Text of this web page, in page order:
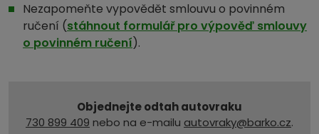
Nezapomeňte vypovědět smlouvu o povinném
ručení (stáhnout formulář pro výpověď smlouvy
o povinném ručení).
Objednejte odtah autovraku
730 899 409 nebo na e-mailu autovraky@barko.cz.